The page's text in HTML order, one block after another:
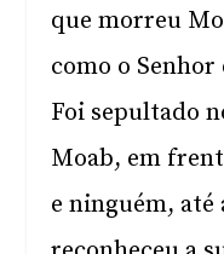
que morreu
como o Senhor
Foi sepultado
Moab, em
e ninguém, até